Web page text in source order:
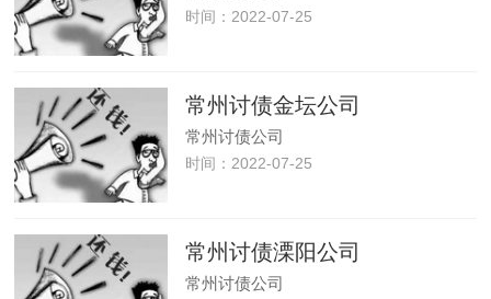
时间：2022-07-25
常州讨债金坛公司
常州讨债公司
时间：2022-07-25
常州讨债溧阳公司
常州讨债公司